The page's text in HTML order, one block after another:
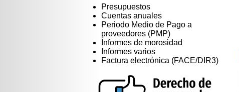
Presupuestos
Cuentas anuales
Periodo Medio de Pago a
proveedores (PMP)
Informes de morosidad
Informes varios
Factura electrónica (FACE/DIR3)